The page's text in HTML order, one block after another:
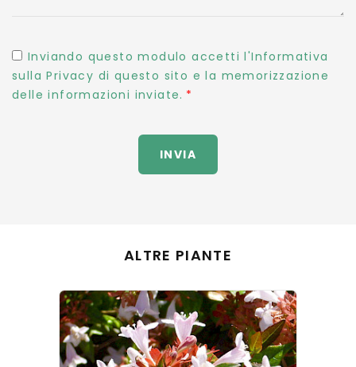
Inviando questo modulo accetti l'Informativa
sulla Privacy di questo sito e la memorizzazione
delle informazioni inviate.
INVIA
ALTRE PIANTE